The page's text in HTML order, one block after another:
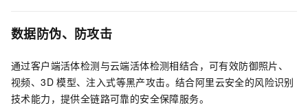
数据防伪、防攻击
通过客户端活体检测与云端活体检测相结合，可有效防御照片、
视频、3D 模型、注入式等黑产攻击。结合阿里云安全的风险识别
技术能力，提供全链路可靠的安全保障服务。